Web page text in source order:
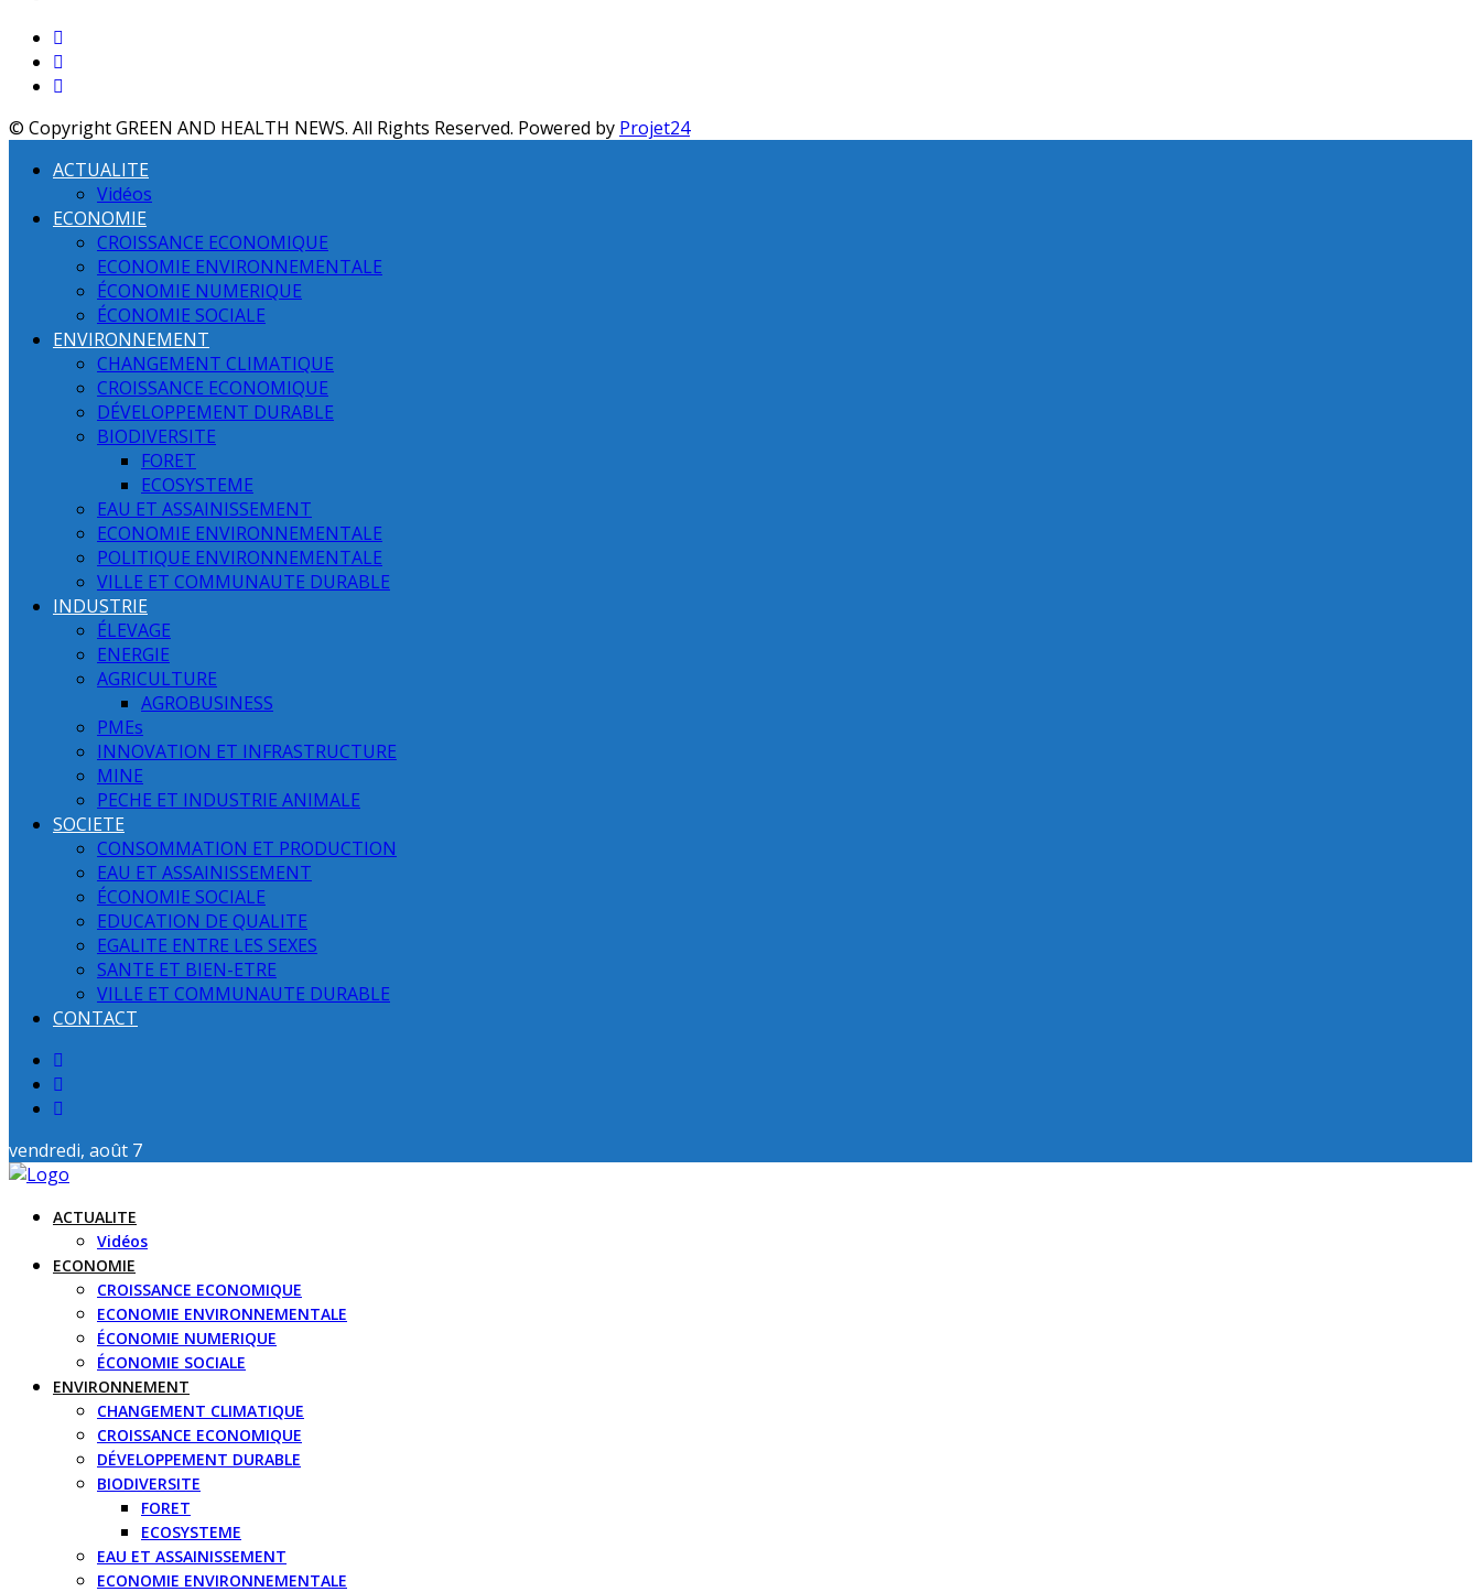
© Copyright GREEN AND HEALTH NEWS. All Rights Reserved. Powered by Projet24
ACTUALITE
Vidéos
ECONOMIE
CROISSANCE ECONOMIQUE
ECONOMIE ENVIRONNEMENTALE
ÉCONOMIE NUMERIQUE
ÉCONOMIE SOCIALE
ENVIRONNEMENT
CHANGEMENT CLIMATIQUE
CROISSANCE ECONOMIQUE
DÉVELOPPEMENT DURABLE
BIODIVERSITE
FORET
ECOSYSTEME
EAU ET ASSAINISSEMENT
ECONOMIE ENVIRONNEMENTALE
POLITIQUE ENVIRONNEMENTALE
VILLE ET COMMUNAUTE DURABLE
INDUSTRIE
ÉLEVAGE
ENERGIE
AGRICULTURE
AGROBUSINESS
PMEs
INNOVATION ET INFRASTRUCTURE
MINE
PECHE ET INDUSTRIE ANIMALE
SOCIETE
CONSOMMATION ET PRODUCTION
EAU ET ASSAINISSEMENT
ÉCONOMIE SOCIALE
EDUCATION DE QUALITE
EGALITE ENTRE LES SEXES
SANTE ET BIEN-ETRE
VILLE ET COMMUNAUTE DURABLE
CONTACT
vendredi, août 7
ACTUALITE
Vidéos
ECONOMIE
CROISSANCE ECONOMIQUE
ECONOMIE ENVIRONNEMENTALE
ÉCONOMIE NUMERIQUE
ÉCONOMIE SOCIALE
ENVIRONNEMENT
CHANGEMENT CLIMATIQUE
CROISSANCE ECONOMIQUE
DÉVELOPPEMENT DURABLE
BIODIVERSITE
FORET
ECOSYSTEME
EAU ET ASSAINISSEMENT
ECONOMIE ENVIRONNEMENTALE